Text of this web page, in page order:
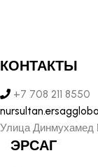
КОНТАКТЫ
+7 708 211 8550
Улица Динмухамед
ЭРСАГ